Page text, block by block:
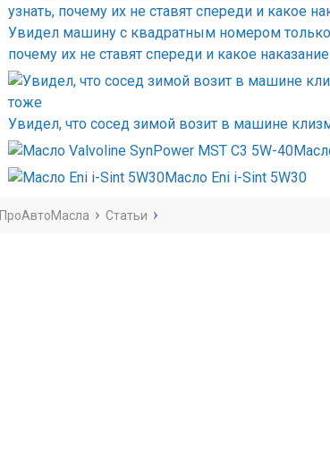
Увидел машину с квадратным номером
почему их не ставят спереди и какое
Увидел, что сосед зимой возит в машине
Масло Eni i-Sint 5W30
ПроАвтоМасла Статьи